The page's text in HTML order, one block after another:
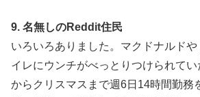
9. 名無しのReddit住民
いろいろありました。マクドナルドや
イレにウンチがべっとりつけられて
からクリスマスまで週6日14時間勤務